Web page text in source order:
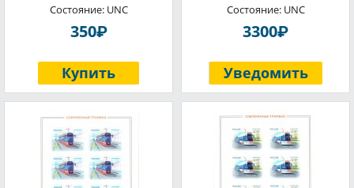
Состояние: UNC
350P
Купить
Состояние: UNC
3300P
Уведомить